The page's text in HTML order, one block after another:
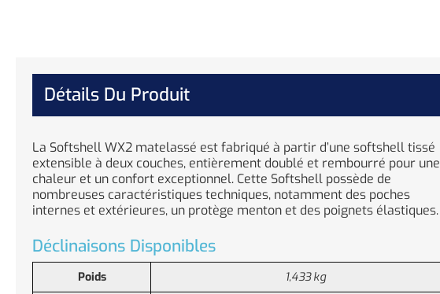
Détails Du Produit
La Softshell WX2 matelassé est fabriqué à partir d’une softshell tissé
extensible à deux couches, entièrement doublé et rembourré pour une
chaleur et un confort exceptionnel. Cette Softshell possède de
nombreuses caractéristiques techniques, notamment des poches
internes et extérieures, un protège menton et des poignets élastiques.
Déclinaisons Disponibles
Poids
1,433 kg